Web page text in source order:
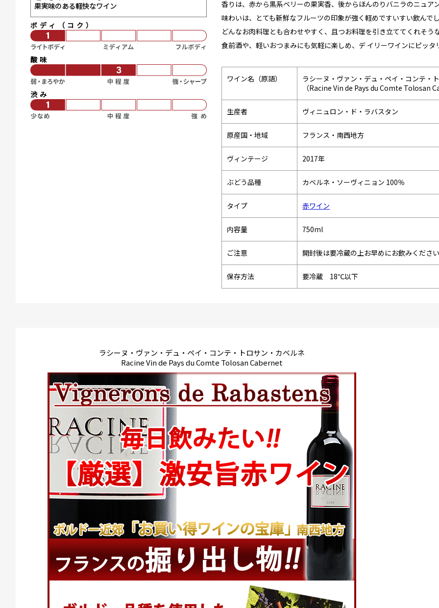
果実味のある軽快なワイン
ボディ（コク）
酸味
渋み
香りは、赤から黒系ベリーの果実香、後からほんのりバニラのニュア
味わいは、とても新鮮なフルーツの印象が強く軽めですいすい飲んで
どんなお肉料理とも合わせやすく、且つお料理を引き立ててくれそう
食前酒や、軽いおつまみにも気軽に楽しめ、デ イリーワインにピッタ
ワイン名（原語）
ラシーヌ・ヴァン・デュ・ペイ・コンテ・
（Racine Vin de Pays du Comte Tolosan
生産者 ヴィニュロン・ド・ラバスタン
原産国・地域 フランス・南西地方
ヴィンテージ 2017年
ぶどう品種 カベルネ・ソーヴィニョン 100％
タイプ 赤ワイン
内容量 750ml
ご注意 開封後は要冷蔵の上お早めにお飲みくださ
保存方法 要冷蔵 18℃以下
ラシーヌ・ヴァン・デュ・ペイ・コンテ・トロサン・カベルネ
Racine Vin de Pays du Comte Tolosan Cabernet